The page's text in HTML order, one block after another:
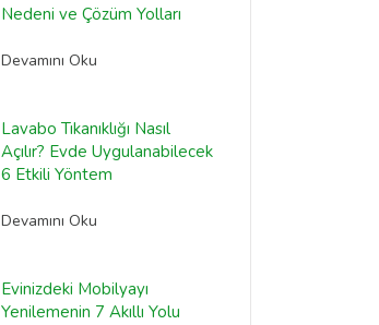
Nedeni ve Çözüm Yolları
Devamını Oku
Lavabo Tıkanıklığı Nasıl
Açılır? Evde Uygulanabilecek
6 Etkili Yöntem
Devamını Oku
Evinizdeki Mobilyayı
Yenilemenin 7 Akıllı Yolu